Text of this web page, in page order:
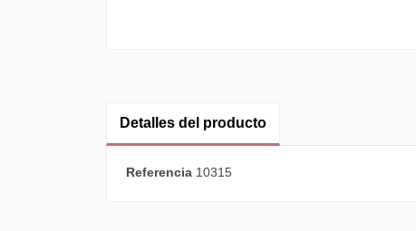
Detalles del producto
Referencia 10315